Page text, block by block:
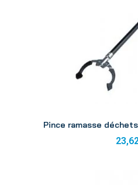
Pince ramasse